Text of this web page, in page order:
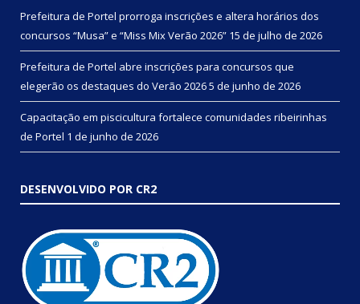
Prefeitura de Portel prorroga inscrições e altera horários dos
concursos “Musa” e “Miss Mix Verão 2026” 15 de julho de 2026
Prefeitura de Portel abre inscrições para concursos que
elegerão os destaques do Verão 20265 de junho de 2026
Capacitação em piscicultura fortalece comunidades ribeirinhas
de Portel 1 de junho de 2026
DESENVOLVIDO POR CR2